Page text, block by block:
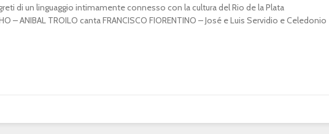
di un linguaggio intimamente connesso con la cultura del Rio de la Plata
– ANIBAL TROILO canta FRANCISCO FIORENTINO – José e Luis Servidio e Celedonio